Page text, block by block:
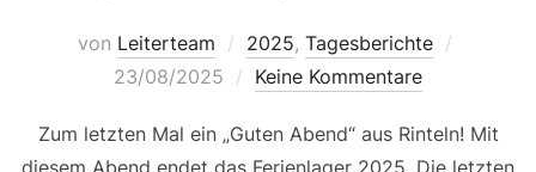
von Leiterteam 2025, Tagesberichte
23/08/2025 Keine Kommentare
Zum letzten Mal ein „Guten Abend“ aus Rinteln! Mit